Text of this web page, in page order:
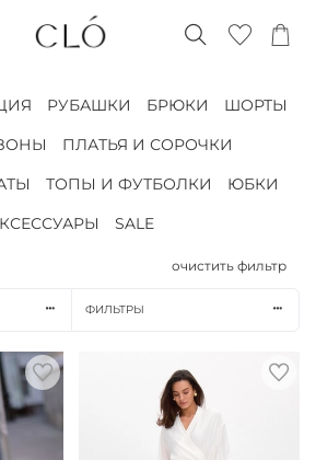
РУБАШКИ БРЮКИ
ШОРТЫ
ПЛАТЬЯ И СОРОЧКИ
ТОПЫ И ФУТБОЛКИ
ЮБКИ
SALE
очистить фильтр
ФИЛЬТРЫ